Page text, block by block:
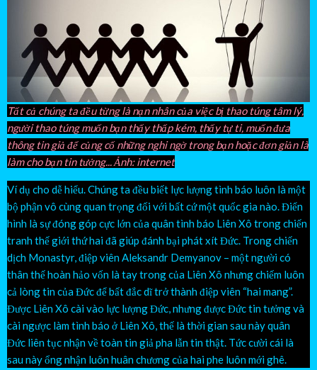
Tất cả chúng ta đều từng là nạn nhân của việc bị thao túng tâm lý,
người thao túng muốn bạn thấy thấp kém, thấy tự ti, muốn đưa
thông tin giả để củng cố những nghi ngờ trong bạn hoặc đơn giản là
làm cho bạn tin tưởng... Ảnh: internet
Ví dụ cho dễ hiểu. Chúng ta đều biết lực lượng tình báo luôn là một
bộ phận vô cùng quan trọng đối với bất cứ một quốc gia nào. Điển
hình là sự đóng góp cực lớn của quân tình báo Liên Xô trong chiến
tranh thế giới thứ hai đã giúp đánh bại phát xít Đức. Trong chiến
dịch Monastyr, điệp viên Aleksandr Demyanov – một người có
thân thế hoàn hảo vốn là tay trong của Liên Xô nhưng chiếm luôn
cả lòng tin của Đức để bất đắc dĩ trở thành điệp viên “hai mang”.
Được Liên Xô cài vào lực lượng Đức, nhưng được Đức tin tưởng và
cài ngược làm tình báo ở Liên Xô, thế là thời gian sau này quân
Đức liên tục nhận về toàn tin giả pha lẫn tin thật. Tức cười cái là
sau này ổng nhận luôn huân chương của hai phe luôn mới ghê.